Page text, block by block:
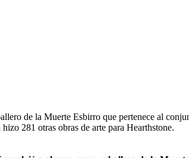
de la Muerte Esbirro que pertenece al
hizo 281 otras obras de arte para Hearthstone.